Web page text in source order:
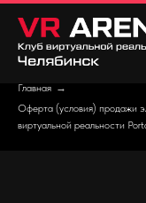
Главная →
Оферта (условия) продажи
виртуальной реальности